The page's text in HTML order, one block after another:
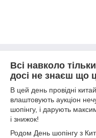
Всі навколо
досі не знаєш що
В цей день провідні
влаштовують аукціон
шопінгу, і дарують
і знижок!
Родом День шопінгу з